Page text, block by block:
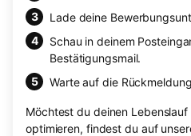
Lade deine
Schau in deinem
Bestätigungsmail.
Warte auf die
Möchtest du deinen
optimieren, findest du auf